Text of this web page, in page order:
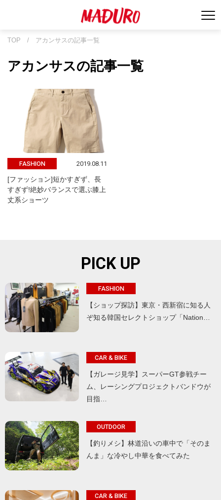
TOP / アカンサスの記事一覧
アカンサスの記事一覧
FASHION 2019.08.11
[ファッション]短かすぎず、長
すぎず!絶妙バランスで選ぶ膝上
丈系ショーツ
PICK UP
FASHION
【ショップ探訪】東京・西新宿に知る人
ぞ知る韓国セレクトショップ「Nation…
CAR & BIKE
【ガレージ見学】スーパーGT参戦チー
ム、レーシングプロジェクトバンドウが
目指…
OUTDOOR
【釣りメシ】林道沿いの車中で「そのま
んま」な冷やし中華を食べてみた
CAR & BIKE